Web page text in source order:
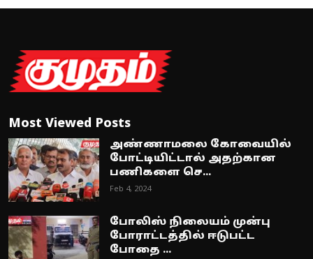
Most Viewed Posts
அண்ணாமலை கோவையில்
போட்டியிட்டால் அதற்கான
பணிகளை செ...
Feb 4, 2024
போலிஸ் நிலையம் முன்பு
போராட்டத்தில் ஈடுபட்ட
போதை ...